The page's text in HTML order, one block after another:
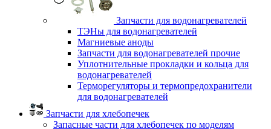
Запчасти для водонагревателей
ТЭНы для водонагревателей
Магниевые аноды
Запчасти для водонагревателей прочие
Уплотнительные прокладки и кольца для
водонагревателей
Терморегуляторы и термопредохранители
для водонагревателей
Запчасти для хлебопечек
Запасные части для хлебопечек по моделям